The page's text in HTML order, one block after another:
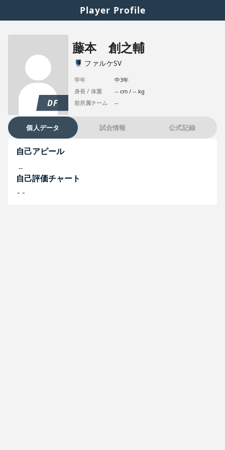
Player Profile
DF
藤本 創之輔
ファルケSV
学年
中3年
身長 / 体重
-- cm / -- kg
前所属チーム
--
個人データ 試合情報 公式記録
自己アピール
--
自己評価チャート
--